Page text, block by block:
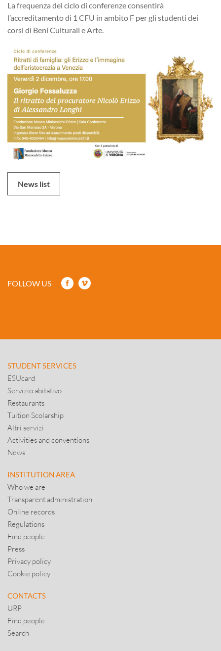
La frequenza del ciclo di conferenze consentirà
l’accreditamento di 1 CFU in ambito F per gli studenti dei
corsi di Beni Culturali e Arte.
News list
FOLLOW US
STUDENT SERVICES
ESUcard
Servizio abitativo
Restaurants
Tuition Scolarship
Altri servizi
Activities and conventions
News
INSTITUTION AREA
Who we are
Transparent administration
Online records
Regulations
Find people
Press
Privacy policy
Cookie policy
CONTACTS
URP
Find people
Search